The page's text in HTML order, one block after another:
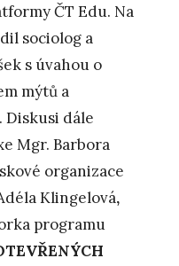
ČT Edu. Na
sociolog a
s úvahou o
mýtů a
Diskusi dále
Mgr. Barbora
organizace
Klingelová,
programu